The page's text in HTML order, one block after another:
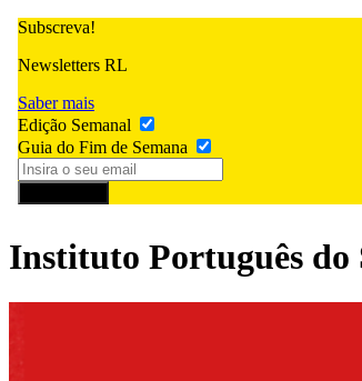
Subscreva!
Newsletters RL
Saber mais
Edição Semanal
Guia do Fim de Semana
Instituto Português do